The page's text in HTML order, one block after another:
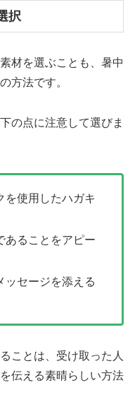
択
材を選ぶことも、暑中
方法です。
の点に注意して選びま
を使用したハガキ
あることをアピー
ッセージを添える
ことは、受け取った人
伝える素晴らしい方法